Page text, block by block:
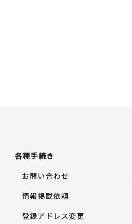
各種手続き
お問い合わせ
情報掲載依頼
登録アドレス変更